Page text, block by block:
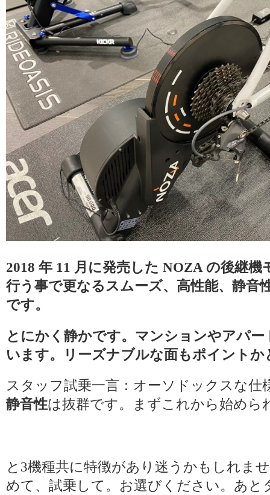
2018 年 11 月に発売した NOZA の後継
行う事で更なるスムーズ、高性能、静音
です。
とにかく静かです。マンションやアパ
います。リーズナブルな面もポイントか
スタッフ試乗一言：オーソドックスな
静音性は抜群です。まずこれから始めら
と3機種共に特徴があり迷うかもしれま
めて、試乗して。お選びください。あ